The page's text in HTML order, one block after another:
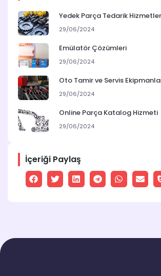
Yedek Parça Tedarik
29/06/2024
Emülatör Çözümleri
29/06/2024
Oto Tamir ve Servis
29/06/2024
Online Parça Katalog Hizmeti
29/06/2024
İçeriği Paylaş